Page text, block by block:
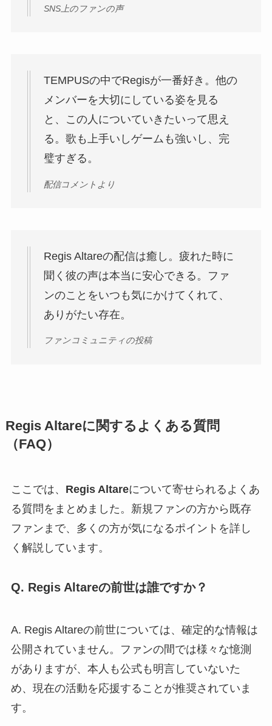
SNS上のファンの声
TEMPUSの中でRegisが一番好き。他の
メンバーを大切にしている姿を見る
と、この人についていきたいって思え
る。歌も上手いしゲームも強いし、完
璧すぎる。
配信コメントより
Regis Altareの配信は癒し。疲れた時に
聞く彼の声は本当に安心できる。ファ
ンのことをいつも気にかけてくれて、
ありがたい存在。
ファンコミュニティの投稿
Regis Altareに関するよくある質問
（FAQ）
ここでは、 Regis Altareについて寄せられるよくあ
る質問をまとめました。新規ファンの方から既存
ファンまで、多くの方が気になるポイントを詳し
く解説しています。
Q. Regis Altareの前世は誰ですか？
A. Regis Altareの前世については、確定的な情報は
公開されていません。ファンの間では様々な憶測
がありますが、本人も公式も明言していないた
め、現在の活動を応援することが推奨されていま
す。